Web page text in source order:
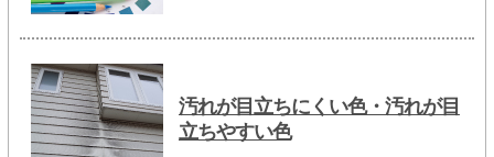
汚れが目立ちにくい色・汚れが目
立ちやすい色